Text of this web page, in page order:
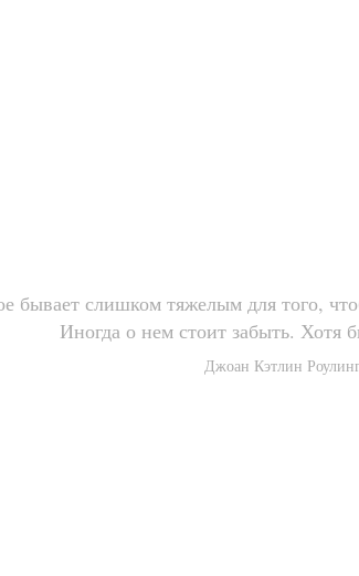
бывает слишком тяжелым для того,
Иногда о нем стоит забыть. Хотя
Джоан Кэтлин